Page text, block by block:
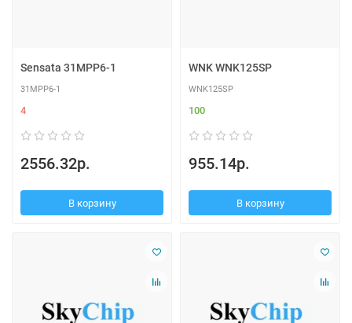
Sensata 31MPP6-1
31MPP6-1
4
2556.32р.
В корзину
WNK WNK125SP
WNK125SP
100
955.14р.
В корзину